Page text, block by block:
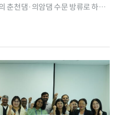
춘천댐·의암댐 수문 방류로 하천